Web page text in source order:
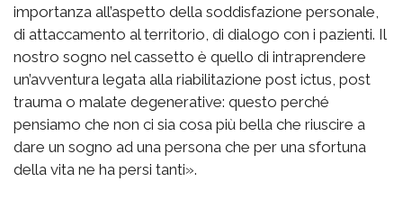
importanza all’aspetto della soddisfazione personale,
di attaccamento al territorio, di dialogo con i pazienti. Il
nostro sogno nel cassetto è quello di intraprendere
un’avventura legata alla riabilitazione post ictus, post
trauma o malate degenerative: questo perché
pensiamo che non ci sia cosa più bella che riuscire a
dare un sogno ad una persona che per una sfortuna
della vita ne ha persi tanti».